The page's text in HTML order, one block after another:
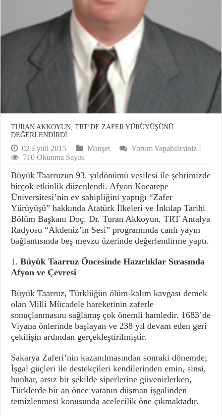
TURAN AKKOYUN, TRT’DE ZAFER YÜRÜYÜŞÜNÜ
DEĞERLENDİRDİ…
02 Eylül 2015 Manşet
Yorum Yapabilirsiniz !
710 Okunma Sayısı
Büyük Taarruzun 93. yıldönümü vesilesi ile şehrimizde
birçok etkinlik düzenlendi. Afyon Kocatepe
Üniversitesi’nin ev sahipliğini yaptığı “Zafer
Yürüyüşü” hakkında Atatürk İlkeleri ve İnkılap Tarihi
Bölüm Başkanı Doç. Dr. Turan Akkoyun, TRT Antalya
Radyosu “Akdeniz’in Sesi” programında canlı yayın
bağlantısında beş mevzu üzerinde değerlendirme yaptı.
1.Büyük Taarruz Öncesinde Hazırlıklar Sırasında
Afyon ve Çevresi
Büyük Taarruz, Türklüğün ölüm-kalım kavgası demek
olan Milli Mücadele hareketinin zaferle
sonuçlanmasını sağlamış çok önemli hamledir. 1683’de
Viyana önlerinde başlayan ve 238 yıl devam eden geri
çekilişin ardından gerçekleştirilmiştir.
Sakarya Zaferi’nin kazanılmasından sonraki dönemde;
İşgal güçleri ile destekçileri kendilerinden emin, sinsi,
hunhar, arsız bir şekilde siperlerine güvenirlerken,
Türklerde bir an önce vatanın düşman işgalinden
temizlenmesi konusunda acelecilik öne çıkmaktadır.